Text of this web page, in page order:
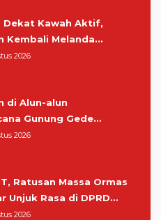
Dekat Kawah Aktif,
Kembali Melanda
Gede Pangrango
2026
di Alun-alun
Gunung Gede
Relawan dan Warga
2026
Ratusan Massa Ormas
Unjuk Rasa di DPRD
2026